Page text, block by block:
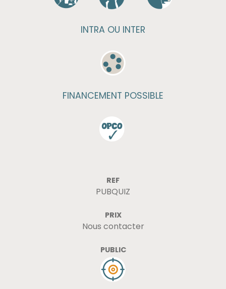
INTRA OU INTER
FINANCEMENT POSSIBLE
REF
PUBQUIZ
PRIX
Nous contacter
PUBLIC